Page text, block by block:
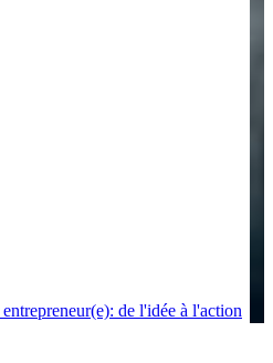
de l'idée à l'action